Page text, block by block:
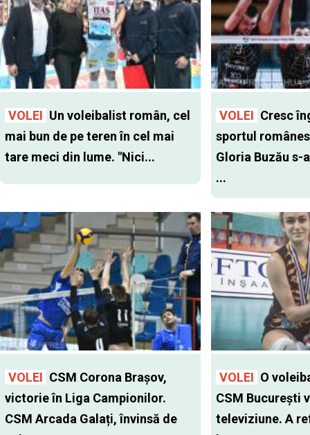
VOLEI Un voleibalist român, cel
mai bun de pe teren în cel mai
tare meci din lume. "Nici...
VOLEI Cresc
sportul
Gloria Buzău s-
...
VOLEI CSM Corona Brașov,
victorie în Liga Campionilor.
CSM Arcada Galați, învinsă de
VOLEI O
CSM Bucureşti
televiziune. A